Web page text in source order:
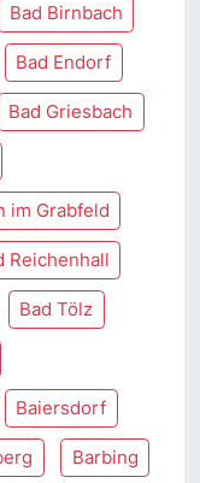
Bad Birnbach
Bad Endorf
Bad Griesbach
im Grabfeld
Reichenhall
Bad Tölz
Baiersdorf
Barbing